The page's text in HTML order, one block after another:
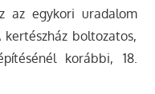
az egykori uradalom
boltozatos,
korábbi, 18.